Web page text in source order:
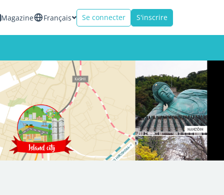
Magazine Français Se connecter S'inscrire